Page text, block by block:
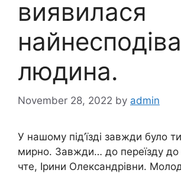
виявилася
людина.
November 28, 2022 by admin
У нашому під’їзді завжди було
мирно. Завжди… до переїзду до
чте, Ірини Олександрівни.